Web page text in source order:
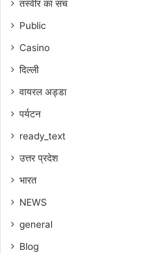
तस्वीर का सच
Public
Casino
दिल्ली
वायरल अड्डा
पर्यटन
ready_text
उत्तर प्रदेश
भारत
NEWS
general
Blog